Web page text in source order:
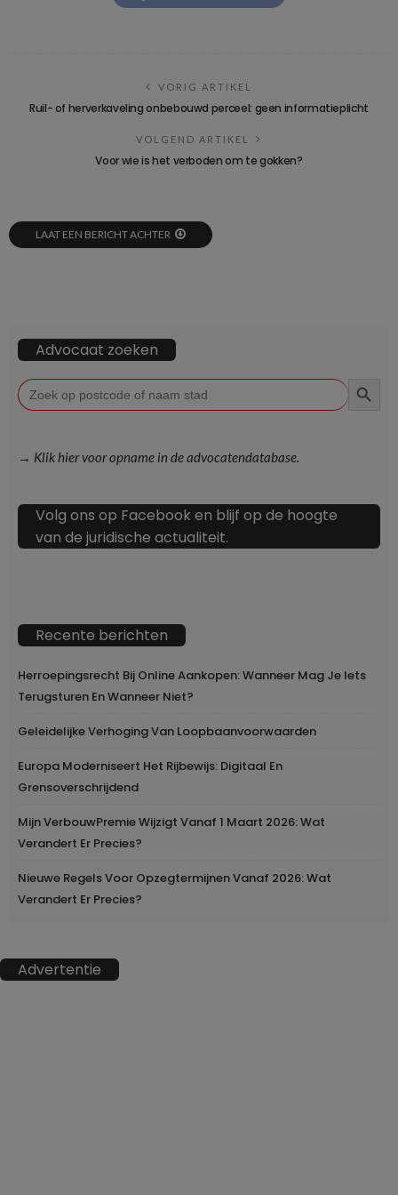
VORIG ARTIKEL
Ruil- of herverkaveling onbebouwd perceel: geen informatieplicht
VOLGEND ARTIKEL
Voor wie is het verboden om te gokken?
LAAT EEN BERICHT ACHTER
Advocaat zoeken
Zoek
naar:
→ Klik hier voor opname in de advocatendatabase.
Volg ons op Facebook en blijf op de hoogte
van de juridische actualiteit.
Recente berichten
Herroepingsrecht Bij Online Aankopen: Wanneer Mag Je Iets
Terugsturen En Wanneer Niet?
Geleidelijke Verhoging Van Loopbaanvoorwaarden
Europa Moderniseert Het Rijbewijs: Digitaal En
Grensoverschrijdend
Mijn VerbouwPremie Wijzigt Vanaf 1 Maart 2026: Wat
Verandert Er Precies?
Nieuwe Regels Voor Opzegtermijnen Vanaf 2026: Wat
Verandert Er Precies?
Advertentie